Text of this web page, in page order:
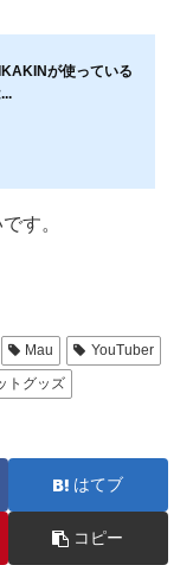
が使っている
す。
Mau
YouTuber
トグッズ
はてブ
コピー